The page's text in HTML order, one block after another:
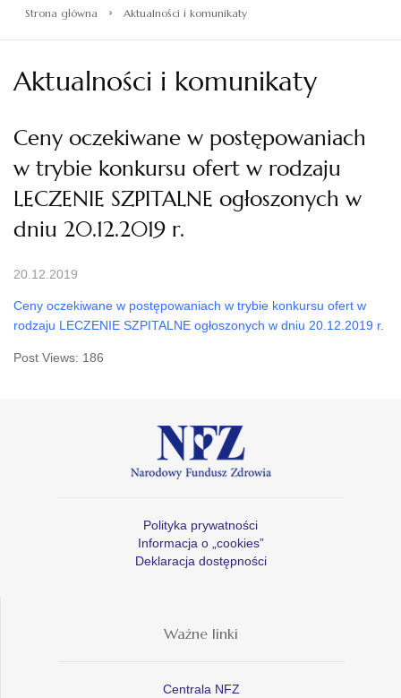
Strona główna › Aktualności i komunikaty
Aktualności i komunikaty
Ceny oczekiwane w postępowaniach
w trybie konkursu ofert w rodzaju
LECZENIE SZPITALNE ogłoszonych w
dniu 20.12.2019 r.
20.12.2019
Ceny oczekiwane w postępowaniach w trybie konkursu ofert w
rodzaju LECZENIE SZPITALNE ogłoszonych w dniu 20.12.2019 r.
Post Views: 186
Polityka prywatności
Informacja o „cookies”
Deklaracja dostępności
Ważne linki
Centrala NFZ